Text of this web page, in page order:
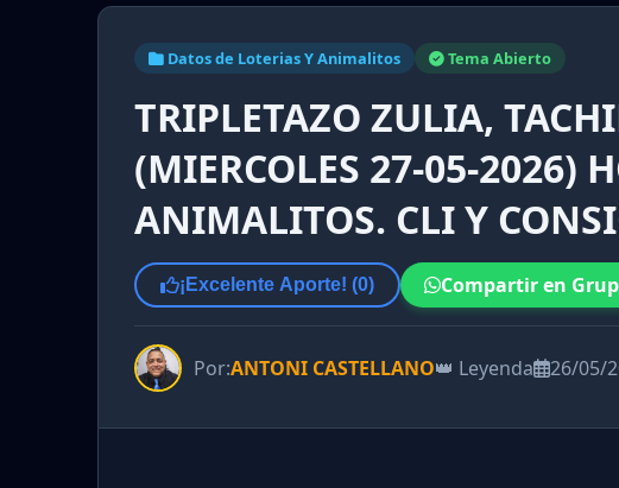
Datos de Loterias Y Animalitos Tema Abierto
TRIPLETAZO ZULIA,
(MIERCOLES 27-05-2026)
ANIMALITOS. CLI Y
¡Excelente Aporte! (0) Compartir en
Por:ANTONI CASTELLANO👑 Leyenda 26/05/